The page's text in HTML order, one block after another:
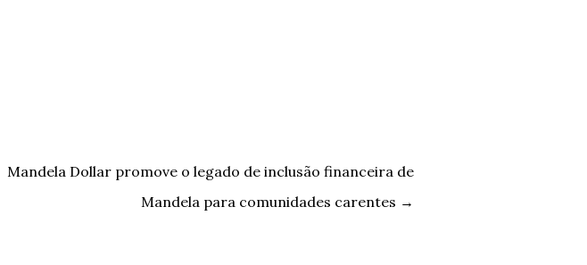
Mandela Dollar promove o legado de inclusão financeira de
Mandela para comunidades carentes →